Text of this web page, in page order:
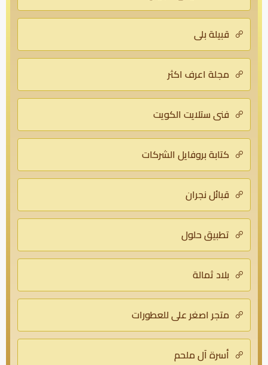
قبيلة بلي
مجلة اعرف اكثر
فني ستلايت الكويت
كتابة بروفايل الشركات
قبائل نجران
تطبيق حلول
بلاد ثمالة
متجر اصغر علي للعطورات
أسرة آل ملحم